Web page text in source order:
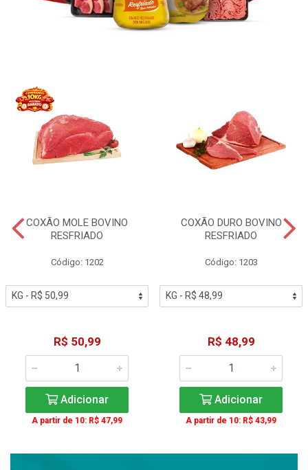
COXÃO MOLE BOVINO
RESFRIADO
Código: 1202
R$ 50,99
Adicionar
A partir de 10: R$ 47,99
COXÃO DURO BOVINO
RESFRIADO
Código: 1203
R$ 48,99
Adicionar
A partir de 10: R$ 43,99